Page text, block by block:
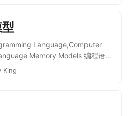
sbt 国内加速
local nexus-
nexus/content/groups/pub
nexus/content/groups/public/
)
typesafe/ivy-
(scala_[scalaVersion]/)
Language,Computer
Memory Models 编程语言
答了并行程序可以依靠什么行为
器之间的约定规定了它们之间所
Tests、Happens Before 和
King